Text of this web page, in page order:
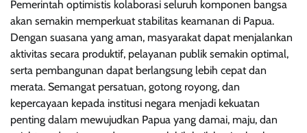
Pemerintah optimistis kolaborasi seluruh komponen bangsa
akan semakin memperkuat stabilitas keamanan di Papua.
Dengan suasana yang aman, masyarakat dapat menjalankan
aktivitas secara produktif, pelayanan publik semakin optimal,
serta pembangunan dapat berlangsung lebih cepat dan
merata. Semangat persatuan, gotong royong, dan
kepercayaan kepada institusi negara menjadi kekuatan
penting dalam mewujudkan Papua yang damai, maju, dan